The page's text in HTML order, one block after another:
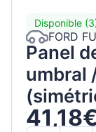
Disponible
FORD
Panel
umbral
41,18€